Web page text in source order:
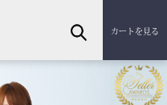
カートを見る